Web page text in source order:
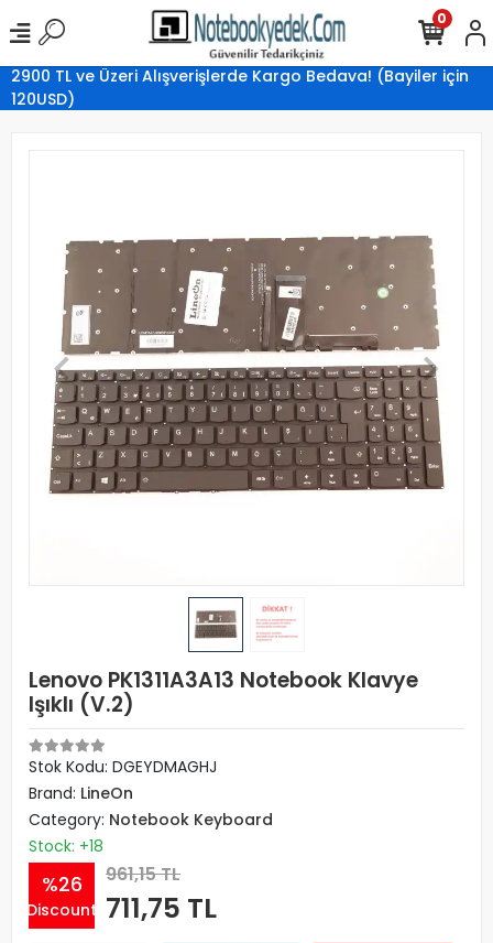
2900 TL ve Üzeri Alışverişlerde Kargo Bedava! (Bayiler için
120USD)
0
Lenovo PK1311A3A13 Notebook Klavye
Işıklı (V.2)
Stok Kodu: DGEYDMAGHJ
Brand: LineOn
Category: Notebook Keyboard
Stock: +18
%26
Discount
961,15 TL
711,75 TL